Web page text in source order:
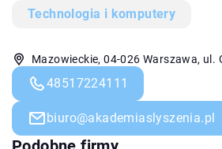
Technologia i komputery
Mazowieckie, 04-026 Warszawa,
48517224111
biuro@akademiaslyszenia.pl